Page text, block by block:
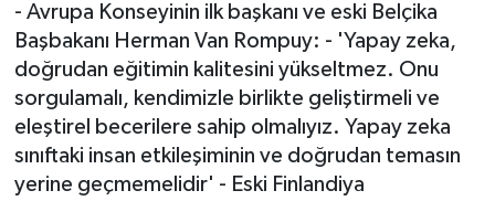
- Avrupa Konseyinin ilk başkanı ve eski Belçika
Başbakanı Herman Van Rompuy: - 'Yapay zeka,
doğrudan eğitimin kalitesini yükseltmez. Onu
sorgulamalı, kendimizle birlikte geliştirmeli ve
eleştirel becerilere sahip olmalıyız. Yapay zeka
sınıftaki insan etkileşiminin ve doğrudan temasın
yerine geçmemelidir' - Eski Finlandiya
KÖŞE YAZILARI
KÜLTÜR-SANAT-MAGAZİN
MEDYA
ÖZEL HABER
Tüm Manşetler
Son Dakika Haberleri
Haber Arşivi